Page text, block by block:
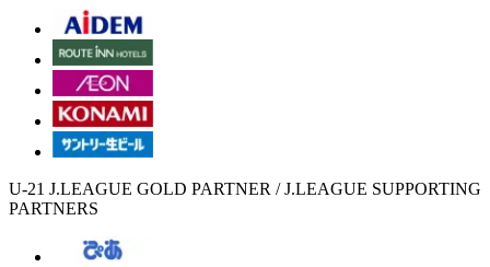
U-21 J.LEAGUE GOLD PARTNER / J.LEAGUE SUPPORTING
PARTNERS